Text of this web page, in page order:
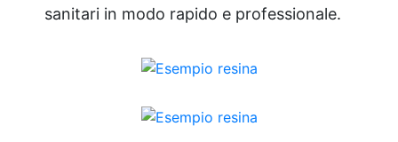
sanitari in modo rapido e professionale.